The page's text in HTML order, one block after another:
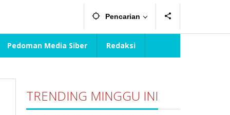
Pencarian
Pedoman Media Siber Redaksi
TRENDING MINGGU INI